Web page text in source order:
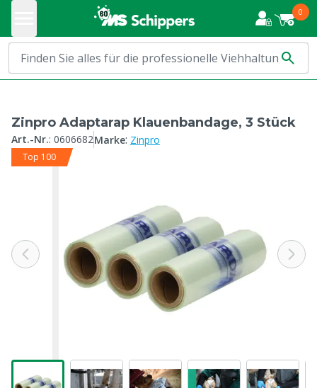
0
Zinpro Adaptarap Klauenbandage, 3 Stück
Art.-Nr.: 0606682Marke: Zinpro
Top 100